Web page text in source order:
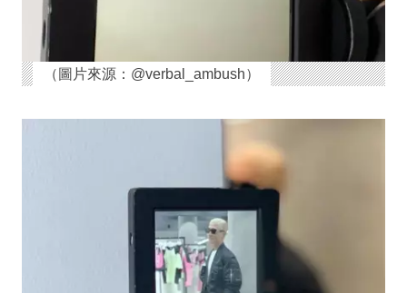
（圖片來源：@verbal_ambush）